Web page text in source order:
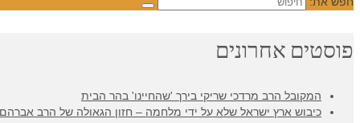
פוסטים אחרונים
המקובל הרב מרדכי שריקי בירך 'שהחיינו' בהר הבית
כיבוש ארץ ישראל שלא על ידי מלחמה – חזון הגאולה של הרב